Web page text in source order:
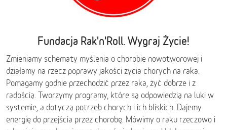
Fundacja Rak'n'Roll. Wygraj Życie!
Zmieniamy schematy myślenia o chorobie nowotworowej i
działamy na rzecz poprawy jakości życia chorych na raka.
Pomagamy godnie przechodzić przez raka, żyć dobrze i z
radością. Tworzymy programy, które są odpowiedzią na luki w
systemie, a dotyczą potrzeb chorych i ich bliskich. Dajemy
energię do przejścia przez chorobę. Mówimy o raku rzeczowo i